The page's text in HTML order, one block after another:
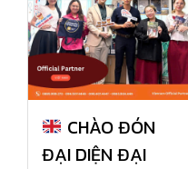
CHÀO ĐÓN
ĐẠI DIỆN ĐẠI